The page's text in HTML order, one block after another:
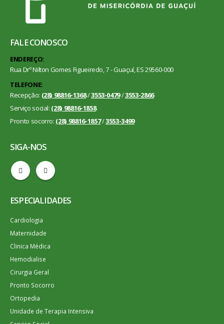
FALE CONOSCO
ENDEREÇO:
Rua Drº Nilton Gomes Figueiredo, 7 - Guaçuí, ES 29560-000
TELEFONE:
Recepção: (28) 98816-1368/3553-0479/3553-2866
Serviço social: (28) 98816-1858
Pronto socorro: (28) 98816-1857/3553-3499
SIGA-NOS
ESPECIALIDADES
Cardiologia
Maternidade
Clinica Médica
Hemodialise
Cirurgia Geral
Pronto Socorro
Ortopedia
Unidade de Terapia Intensiva